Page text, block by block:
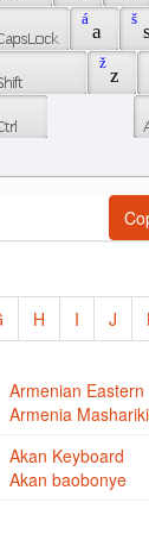
a
á
s
š
z
ž
H I J
Armenian
Armenia
Akan Keyboard
Akan baobonye